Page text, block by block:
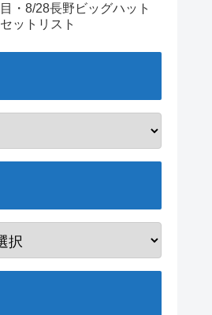
目・8/28長野ビッグハット
セットリスト